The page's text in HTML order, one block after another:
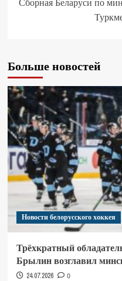
Сборная Беларуси по
Больше новостей
Новости белорусского хоккея
Трёхкратный
Брылин возглавил
24.07.2026 0